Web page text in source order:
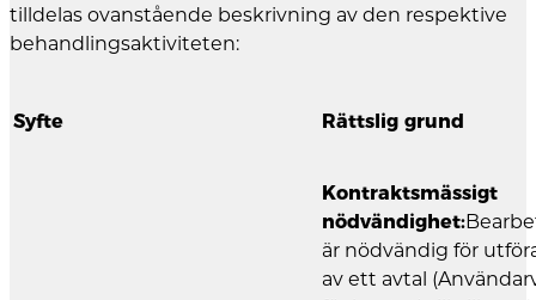
tilldelas ovanstående beskrivning av den respektive
behandlingsaktiviteten:
Syfte Rättslig grund
Kontraktsmässigt
nödvändighet:
är nödvändig för
av ett avtal